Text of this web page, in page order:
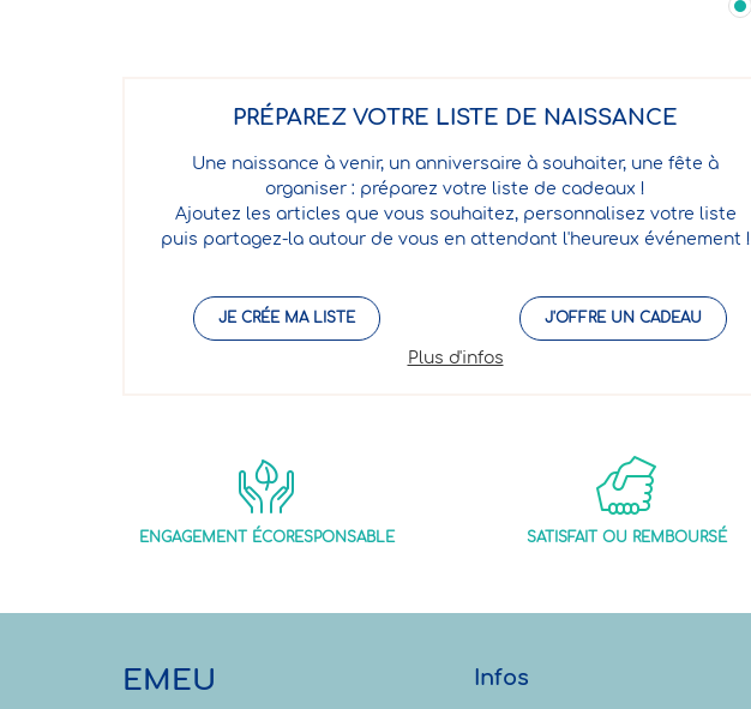
PRÉPAREZ VOTRE LISTE DE NAISSANCE
Une naissance à venir, un anniversaire à souhaiter, une fête à
organiser : préparez votre liste de cadeaux !
Ajoutez les articles que vous souhaitez, personnalisez votre liste
puis partagez-la autour de vous en attendant l'heureux événement !
JE CRÉE MA LISTE J'OFFRE UN CADEAU
Plus d'infos
ENGAGEMENT ÉCORESPONSABLE SATISFAIT OU REMBOURSÉ
EMEU Infos